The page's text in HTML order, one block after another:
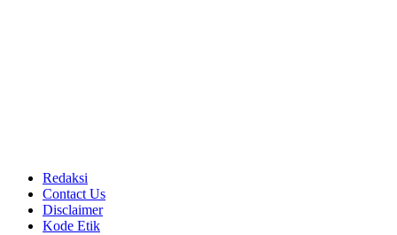
Redaksi
Contact Us
Disclaimer
Kode Etik